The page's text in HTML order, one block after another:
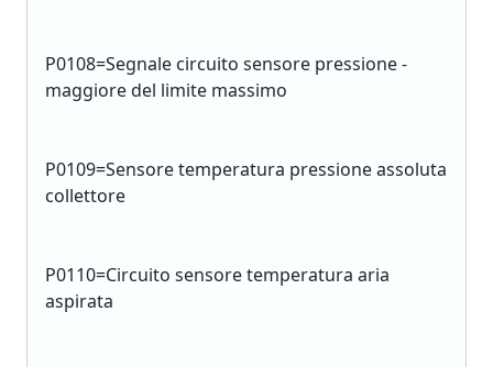
P0108=Segnale circuito sensore pressione -
maggiore del limite massimo
P0109=Sensore temperatura pressione assoluta
collettore
P0110=Circuito sensore temperatura aria
aspirata